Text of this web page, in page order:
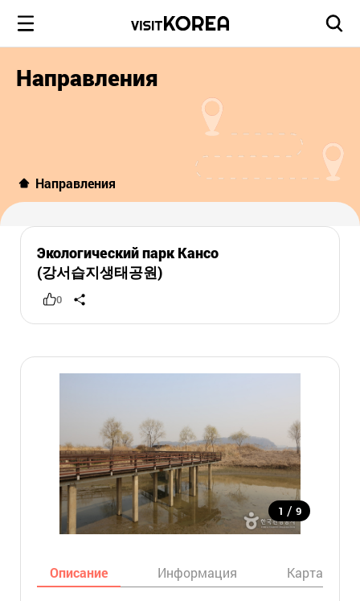
Направления
Направления
Экологический парк Кансо
(강서습지생태공원)
0
1 / 9
Описание Информация Карта